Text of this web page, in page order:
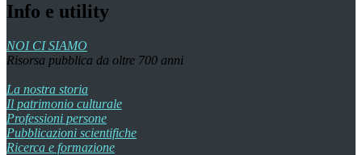
Info e utility
NOI CI SIAMO
Risorsa pubblica da oltre 700 anni
La nostra storia
Il patrimonio culturale
Professioni persone
Pubblicazioni scientifiche
Ricerca e formazione